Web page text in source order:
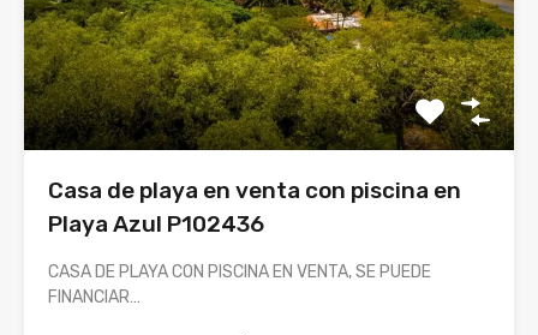
Casa de playa en venta con piscina en
Playa Azul P102436
CASA DE PLAYA CON PISCINA EN VENTA, SE PUEDE
FINANCIAR…